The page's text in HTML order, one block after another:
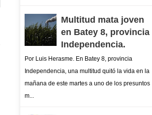
Multitud mata joven
en Batey 8, provincia
Independencia.
Por Luis Herasme. En Batey 8, provincia
Independencia, una multitud quitó la vida en la
mañana de este martes a uno de los presuntos
m...